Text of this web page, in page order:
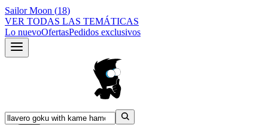
Sailor Moon (18)
VER TODAS LAS TEMÁTICAS
Lo nuevoOfertasPedidos exclusivos